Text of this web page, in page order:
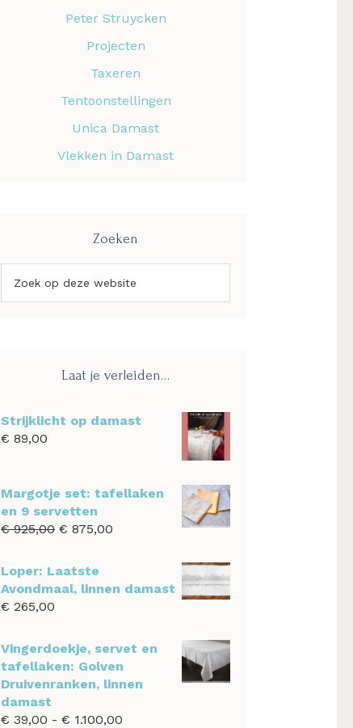
Peter Struycken
Projecten
Taxeren
Tentoonstellingen
Unica Damast
Vlekken in Damast
Zoeken
op
Laat je verleiden…
Strijklicht op damast
€ 89,00
Margotje set: tafellaken
en 9 servetten
€925,00 Oorspronkelijke
was:
€ 925,00.
€ 875,00
€ 875,00.
Loper: Laatste
Avondmaal, linnen damast
€ 265,00
Vingerdoekje, servet en
tafellaken: Golven
Druivenranken, linnen
damast
€ 39,00 - € 1.100,00